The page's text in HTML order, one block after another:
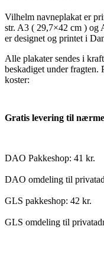
Vilhelm navneplakat er
str. A3 ( 29,7×42 cm ) og
er designet og printet i
Alle plakater sendes i
beskadiget under fragten.
koster:
Gratis levering til
DAO Pakkeshop: 41 kr.
DAO omdeling til
GLS pakkeshop: 42 kr.
GLS omdeling til